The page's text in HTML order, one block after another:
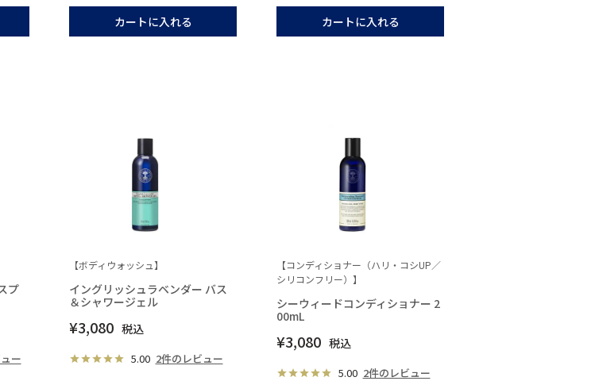
カートに入れる カートに入れる
プ
ー
【ボディウォッシュ】
イングリッシュラベンダー バス
＆シャワージェル
¥3,080 税込
5.00 2件のレビュー
【コンディショナー（ハリ・コシUP／
シリコンフリー）】
シーウィードコンディショナー 2
00mL
¥3,080 税込
5.00 2件のレビュー